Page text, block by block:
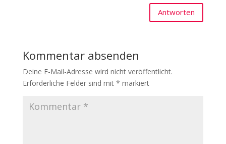
Antworten
Kommentar absenden
Deine E-Mail-Adresse wird nicht veröffentlicht.
Erforderliche Felder sind mit * markiert